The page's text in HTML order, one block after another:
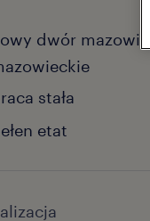
dwór
stała
etat